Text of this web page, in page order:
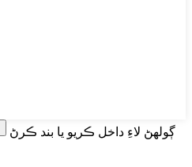
ڳولهڻ لاءِ داخل ڪريو يا بند ڪرڻ